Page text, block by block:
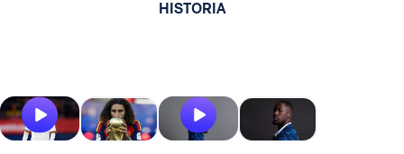
HISTORIA